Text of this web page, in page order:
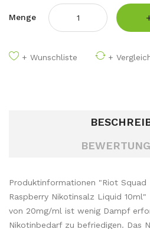
Menge
+ Wunschliste +
Produktinformationen "Riot Squad
Raspberry Nikotinsalz Liquid
von 20mg/ml ist wenig Dampf
Nikotinbedarf zu befriedigen. Das